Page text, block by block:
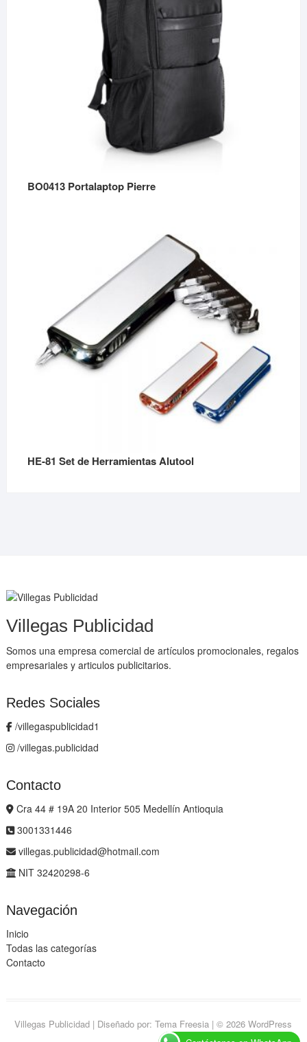
BO0413 Portalaptop Pierre
HE-81 Set de Herramientas Alutool
Villegas Publicidad
Somos una empresa comercial de artículos promocionales, regalos
empresariales y articulos publicitarios.
Redes Sociales
/villegaspublicidad1
/villegas.publicidad
Contacto
Cra 44 # 19A 20 Interior 505 Medellín Antioquia
3001331446
villegas.publicidad@hotmail.com
NIT 32420298-6
Navegación
Inicio
Todas las categorías
Contacto
Villegas Publicidad | Diseñado por:Tema Freesia | © 2026WordPress